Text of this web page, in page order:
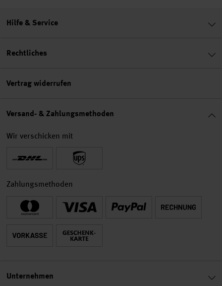
Hilfe & Service
Rechtliches
Vertrag widerrufen
Versand- & Zahlungsmethoden
Wir verschicken mit
Zahlungsmethoden
Unternehmen